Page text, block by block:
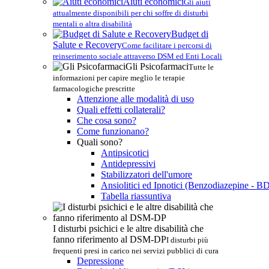
Gli aiuti
attualmente disponibili per chi soffre di disturbi
mentali o altra disabilità
Budget di
Salute e RecoveryCome facilitare i percorsi di
reinserimento sociale attraverso DSM ed Enti Locali
Gli PsicofarmaciTutte le
informazioni per capire meglio le terapie
farmacologiche prescritte
Attenzione alle modalità di uso
Quali effetti collaterali?
Che cosa sono?
Come funzionano?
Quali sono?
Antipsicotici
Antidepressivi
Stabilizzatori dell'umore
Ansiolitici ed Ipnotici (Benzodiazepine -
Tabella riassuntiva
I disturbi psichici e le altre disabilità che
fanno riferimento al DSM-DPI disturbi più
frequenti presi in carico nei servizi pubblici di cura
Depressione